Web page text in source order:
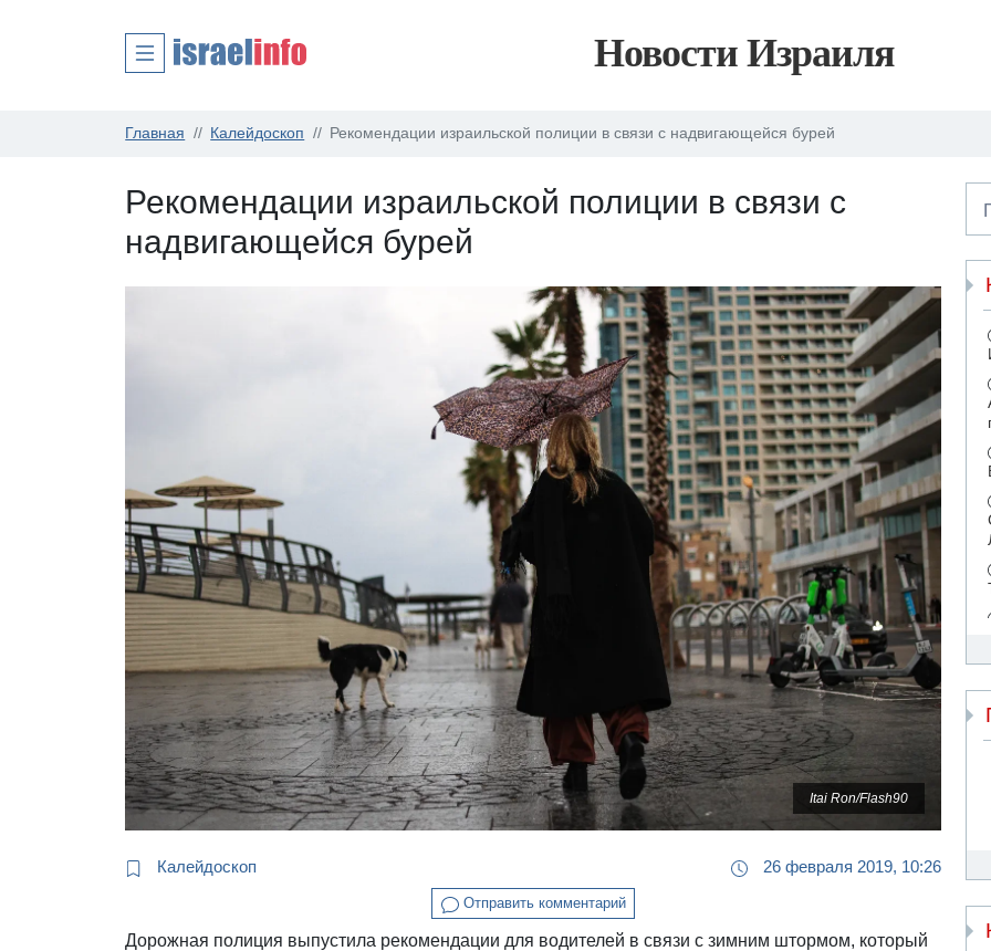
Новости Израиля
Главная Калейдоскоп Рекомендации израильской полиции в связи с надвигающейся бурей
Рекомендации израильской полиции в связи с
надвигающейся бурей
Itai Ron/Flash90
Калейдоскоп 26 февраля 2019, 10:26
Отправить комментарий
Дорожная полиция выпустила рекомендации для водителей в связи с зимним штормом, который